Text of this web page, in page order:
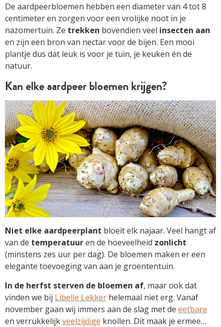
De aardpeerbloemen hebben een diameter van 4 tot 8
centimeter en zorgen voor een vrolijke noot in je
nazomertuin. Ze trekken bovendien veel insecten aan
en zijn een bron van nectar voor de bijen. Een mooi
plantje dus dat leuk is voor je tuin, je keuken én de
natuur.
Kan elke aardpeer bloemen krijgen?
Niet elke aardpeerplant bloeit elk najaar. Veel hangt af
van de temperatuuren de hoeveelheid zonlicht
(minstens zes uur per dag). De bloemen maken er een
elegante toevoeging van aan je groententuin.
In de herfst sterven de bloemen af, maar ook dat
vinden we bij Libelle Lekker helemaal niet erg. Vanaf
november gaan wij immers aan de slag met de eetbare
en verrukkelijkveelzijdige knollen. Dit maak je ermee…